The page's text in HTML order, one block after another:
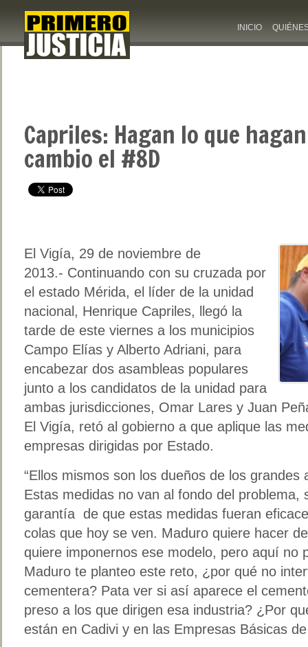
INICIO
Capriles: Hagan lo que
cambio el #8D
El Vigía, 29 de noviembre de
2013.- Continuando con su cruzada por
el estado Mérida, el líder de la unidad
nacional, Henrique Capriles, llegó la
tarde de este viernes a los municipios
Campo Elías y Alberto Adriani, para
encabezar dos asambleas populares
junto a los candidatos de la unidad para
ambas jurisdicciones, Omar Lares y Juan
El Vigía, retó al gobierno a que aplique las
empresas dirigidas por Estado.
“Ellos mismos son los dueños de los grandes
Estas medidas no van al fondo del problema,
garantía de que estas medidas fueran
colas que hoy se ven. Maduro quiere hacer
quiere imponernos ese modelo, pero aquí no
Maduro te planteo este reto, ¿por qué no
cementera? Pata ver si así aparece el
preso a los que dirigen esa industria? ¿Por
están en Cadivi y en las Empresas Básicas